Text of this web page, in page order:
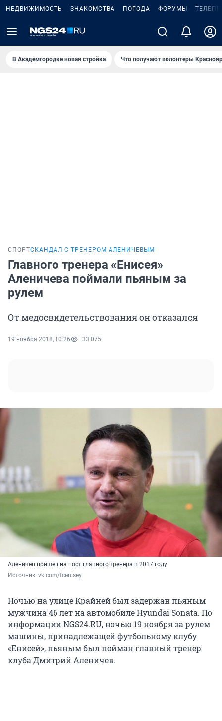
НЕДВИЖИМОСТЬ ЗНАКОМСТВА ПОГОДА ФОРУМЫ
В Академгородке новая стройка Что получают волонтеры
СПОРТСКАНДАЛ С ТРЕНЕРОМ АЛЕНИЧЕВЫМ
Главного тренера «Енисея»
Аленичева поймали пьяным за
рулем
От медосвидетельствования он отказался
19 ноября 2018, 10:26 33 075
Аленичев пришел на пост главного тренера в 2017 году
Источник: vk.com/fcenisey
Ночью на улице Крайней был задержан пьяным
мужчина 46 лет на автомобиле Hyundai Sonata. По
информации NGS24.RU, ночью 19 ноября за рулем
машины, принадлежащей футбольному клубу
«Енисей», пьяным был пойман главный тренер
клуба Дмитрий Аленичев.